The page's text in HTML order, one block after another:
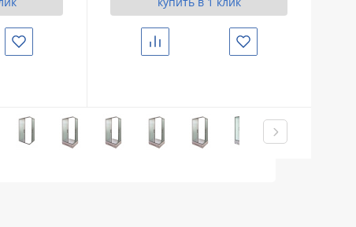
Избранное Сравнить Избранное